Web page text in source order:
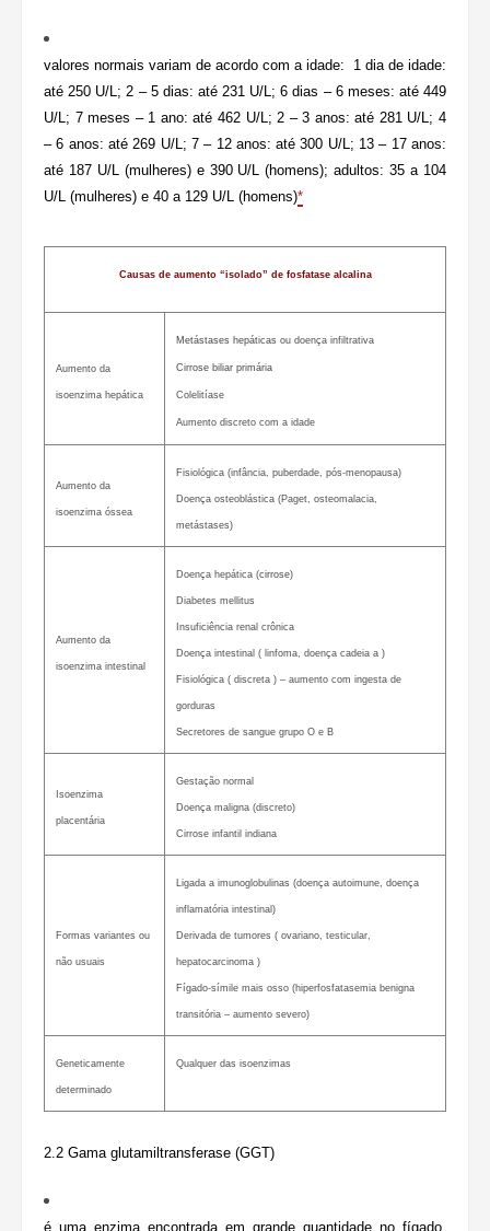
valores normais variam de acordo com a idade: 1 dia de idade:
até 250 U/L; 2 – 5 dias: até 231 U/L; 6 dias – 6 meses: até 449
U/L; 7 meses – 1 ano: até 462 U/L; 2 – 3 anos: até 281 U/L; 4
– 6 anos: até 269 U/L; 7 – 12 anos: até 300 U/L; 13 – 17 anos:
até 187 U/L (mulheres) e 390 U/L (homens); adultos: 35 a 104
U/L (mulheres) e 40 a 129 U/L (homens)*
Causas de aumento “isolado” de fosfatase alcalina
Aumento da
isoenzima hepática
Metástases hepáticas ou doença infiltrativa
Cirrose biliar primária
Colelitíase
Aumento discreto com a idade
Aumento da
isoenzima óssea
Fisiológica (infância, puberdade, pós-menopausa)
Doença osteoblástica (Paget, osteomalacia,
metástases)
Aumento da
isoenzima intestinal
Doença hepática (cirrose)
Diabetes mellitus
Insuficiência renal crônica
Doença intestinal ( linfoma, doença cadeia a )
Fisiológica ( discreta ) – aumento com ingesta de
gorduras
Secretores de sangue grupo O e B
Isoenzima
placentária
Gestação normal
Doença maligna (discreto)
Cirrose infantil indiana
Formas variantes ou
não usuais
Ligada a imunoglobulinas (doença autoimune, doença
inflamatória intestinal)
Derivada de tumores ( ovariano, testicular,
hepatocarcinoma )
Fígado-símile mais osso (hiperfosfatasemia benigna
transitória – aumento severo)
Geneticamente
determinado
Qualquer das isoenzimas
2.2 Gama glutamiltransferase (GGT)
é uma enzima encontrada em grande quantidade no fígado,